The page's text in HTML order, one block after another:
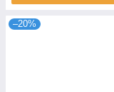
–20%